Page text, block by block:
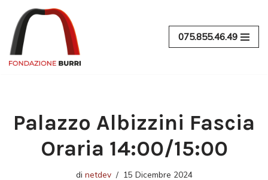
Vai
al
contenuto
075.855.46.49
Palazzo Albizzini Fascia
Oraria 14:00/15:00
di netdev 15 Dicembre 2024